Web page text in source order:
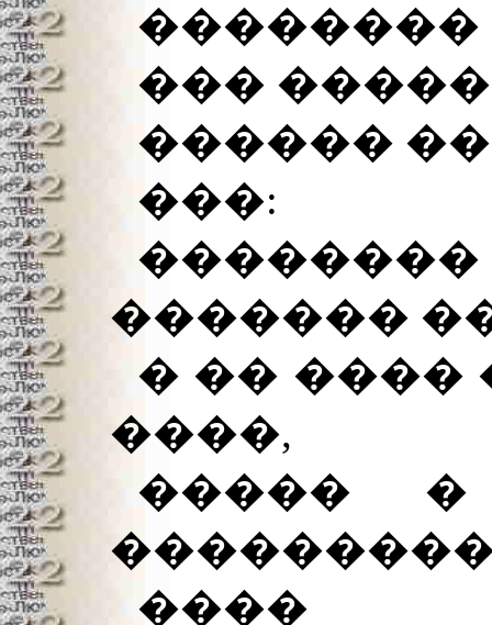
��������
���
������
���:
�������
� �� ����
����,
����� �